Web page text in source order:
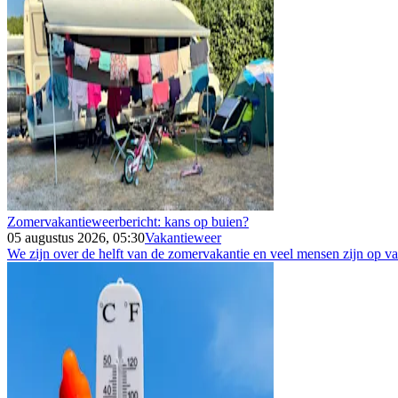
Zomervakantieweerbericht: kans op buien?
05 augustus 2026, 05:30Vakantieweer
We zijn over de helft van de zomervakantie en veel mensen zijn op